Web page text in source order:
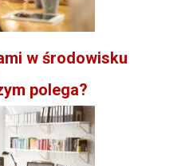
w środowisku
polega?